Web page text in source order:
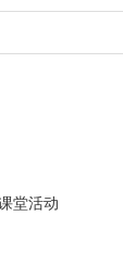
堂活动